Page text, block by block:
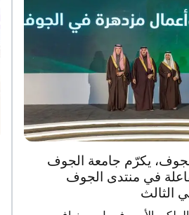
يكرّم جامعة الجوف
في منتدى الجوف
الثالث